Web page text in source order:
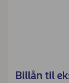
Billån til